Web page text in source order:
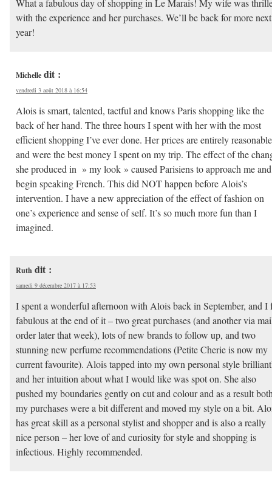
What a fabulous day of shopping in Le Marais! My wife was
with the experience and her purchases. We’ll be back for more next
year!
Michelle dit :
vendredi 3 août 2018 à 16:54
Alois is smart, talented, tactful and knows Paris shopping like the
back of her hand. The three hours I spent with her with the most
efficient shopping I’ve ever done. Her prices are entirely reasonable
and were the best money I spent on my trip. The effect of the
she produced in » my look » caused Parisiens to approach me and
begin speaking French. This did NOT happen before Alois’s
intervention. I have a new appreciation of the effect of fashion on
one’s experience and sense of self. It’s so much more fun than I
imagined.
Ruth dit :
samedi 9 décembre 2017 à 17:53
I spent a wonderful afternoon with Alois back in September, and I
fabulous at the end of it – two great purchases (and another via
order later that week), lots of new brands to follow up, and two
stunning new perfume recommendations (Petite Cherie is now my
current favourite). Alois tapped into my own personal style
and her intuition about what I would like was spot on. She also
pushed my boundaries gently on cut and colour and as a result
my purchases were a bit different and moved my style on a bit.
has great skill as a personal stylist and shopper and is also a really
nice person – her love of and curiosity for style and shopping is
infectious. Highly recommended.